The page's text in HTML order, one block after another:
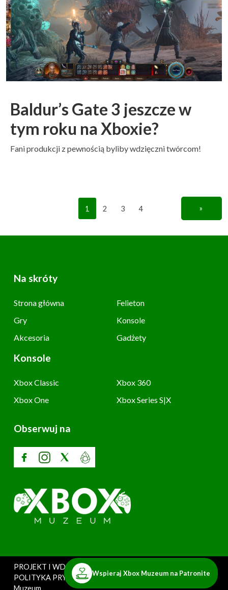
Baldur’s Gate 3 jeszcze w
tym roku na Xboxie?
Fani produkcji z pewnością byliby wdzięczni twórcom!
1 2 3 4 »
Na skróty
Strona główna
Felieton
Gry
Konsole
Akcesoria
Gadżety
Konsole
Xbox Classic
Xbox 360
Xbox One
Xbox Series S|X
Obserwuj na
PROJEKT I WDROŻENIE: SZARY UŻYTKOWNIK
POLITYKA PRYWATNOŚCI Copyright © 2025. Xbox
Wspieraj Xbox Muzeum na Patronite